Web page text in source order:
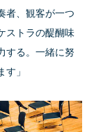
者、観客が一つ
ストラの醍醐味
する。一緒に努
」